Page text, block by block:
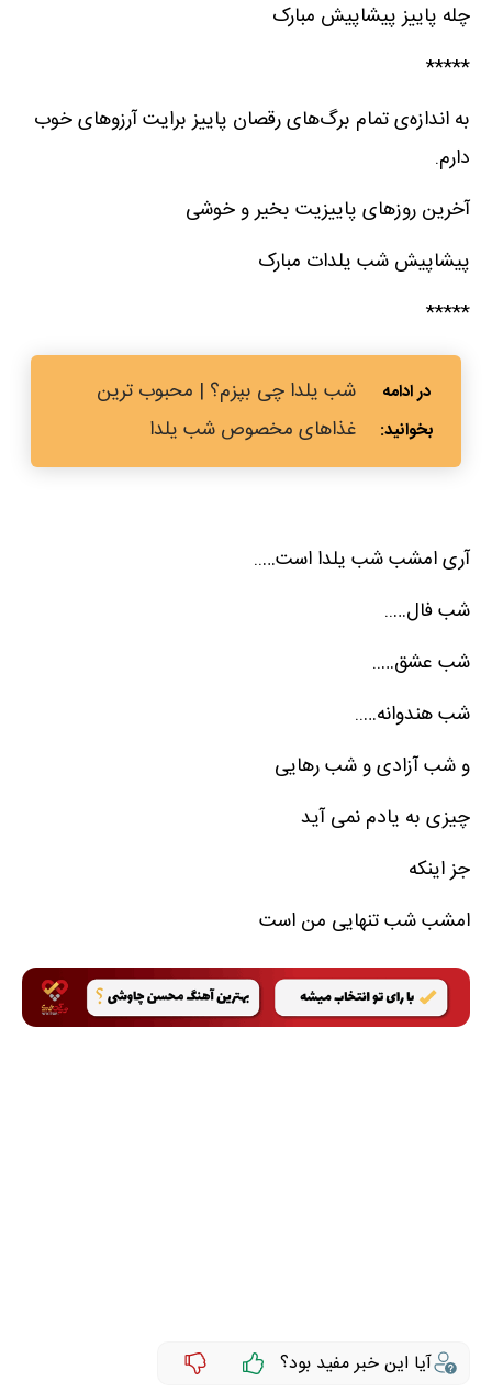
چله پاییز پیشاپیش مبارک
*****
به اندازه‌ی تمام برگ‌های رقصان پاییز برایت آرزوهای خوب
دارم.
آخرین روزهای پاییزیت بخیر و خوشی
پیشاپیش شب یلدات مبارک
*****
شب یلدا چی بپزم؟ | محبوب ترین
غذاهای مخصوص شب یلدا
آری امشب شب یلدا است…..
شب فال…..
شب عشق…..
شب هندوانه…..
و شب آزادی و شب رهایی
چیزی به یادم نمی آید
جز اینکه
امشب شب تنهایی من است
آیا این خبر مفید بود؟